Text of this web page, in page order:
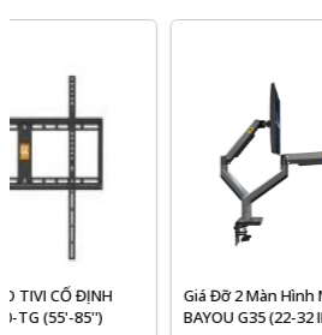
Giá Đỡ 2 Màn Hình NORTH
BAYOU G35 (22-32 INCH)